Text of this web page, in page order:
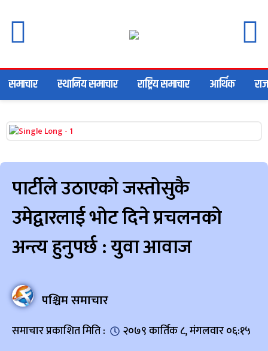
समाचार स्थानिय समाचार राष्ट्रिय समाचार आर्थिक
पार्टीले उठाएको जस्तोसुकै
उमेद्वारलाई भोट दिने प्रचलनको
अन्त्य हुनुपर्छ : युवा आवाज
पश्चिम समाचार
समाचार प्रकाशित मिति : २०७९ कार्तिक ८, मंगलवार ०६:१५